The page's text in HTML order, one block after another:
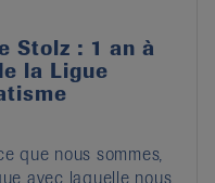
Stolz : 1 an à
la Ligue
que nous sommes,
avec laquelle nous